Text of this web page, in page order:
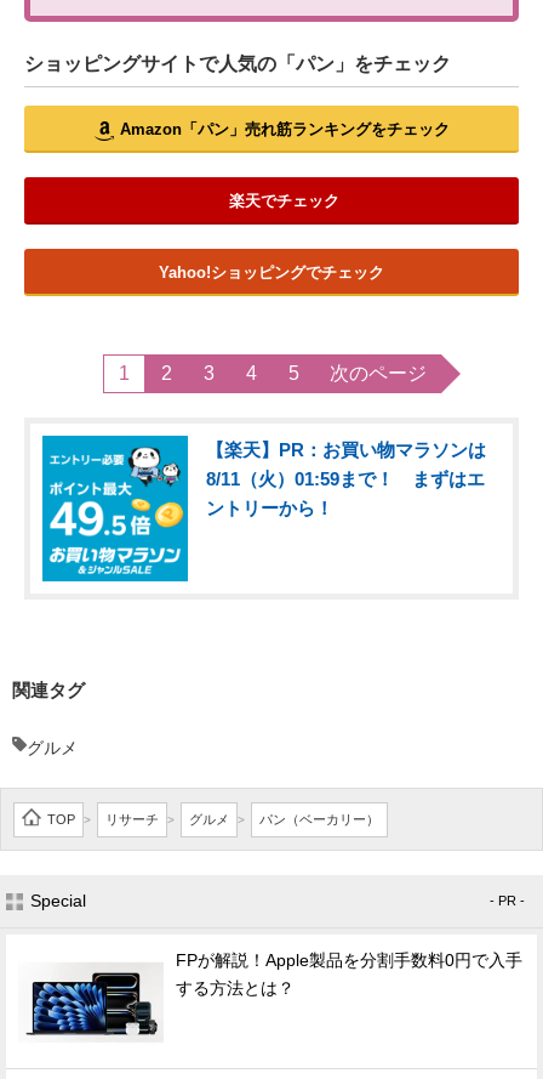
ショッピングサイトで人気の「パン」をチェック
Amazon「パン」売れ筋ランキングをチェック
楽天でチェック
Yahoo!ショッピングでチェック
1 2 3 4 5 次のページ
【楽天】PR：お買い物マラソンは
8/11（火）01:59まで！ まずはエ
ントリーから！
関連タグ
グルメ
TOP > リサーチ > グルメ > パン（ベーカリー）
Special - PR -
FPが解説！Apple製品を分割手数料0円で入手
する方法とは？